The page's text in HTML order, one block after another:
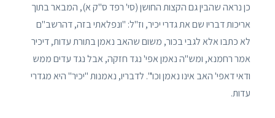
כן נראה שהבין גם הקצות החושן (סי' רפד ס"ק א), המבאר בתוך
אריכות דבריו שם את גדרי יכיר, וז"ל: "ונפלאתי בזה, דהרשב"ם
לא כתבו אלא לגבי בכור, משום שהאב נאמן בתורת עדות, דיכיר
אמר רחמנא, ומש"ה נאמן אפי' נגד חזקה, אבל נגד עדים ממש
ודאי דאפי' האב אינו נאמן וכו'". לדבריו, נאמנות "יכיר" היא מגדרי
עדות.